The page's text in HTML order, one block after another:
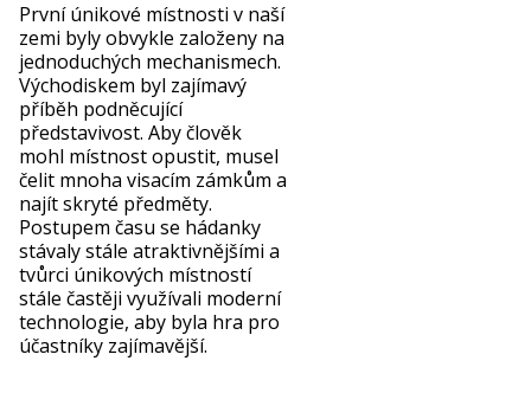
První únikové místnosti v naší
zemi byly obvykle založeny na
jednoduchých mechanismech.
Východiskem byl zajímavý
příběh podněcující
představivost. Aby člověk
mohl místnost opustit, musel
čelit mnoha visacím zámkům a
najít skryté předměty.
Postupem času se hádanky
stávaly stále atraktivnějšími a
tvůrci únikových místností
stále častěji využívali moderní
technologie, aby byla hra pro
účastníky zajímavější.